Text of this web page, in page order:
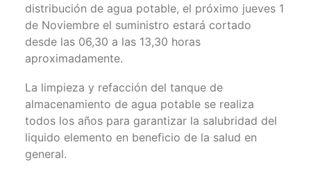
distribución de agua potable, el próximo jueves 1
de Noviembre el suministro estará cortado
desde las 06,30 a las 13,30 horas
aproximadamente.
La limpieza y refacción del tanque de
almacenamiento de agua potable se realiza
todos los años para garantizar la salubridad del
liquido elemento en beneficio de la salud en
general.